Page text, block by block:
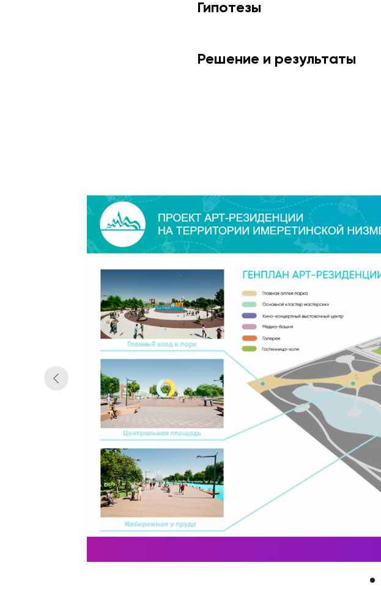
Гипотезы
Решение и результаты